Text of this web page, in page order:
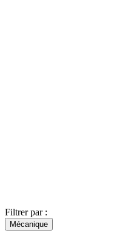
Filtrer par :
Mécanique